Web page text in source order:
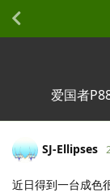
爱国者
SJ-Ellipses
近日得到一台成色